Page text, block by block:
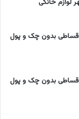
لوازم خانگی
اقساطی بدون چک و پول
اقساطی بدون چک و پول